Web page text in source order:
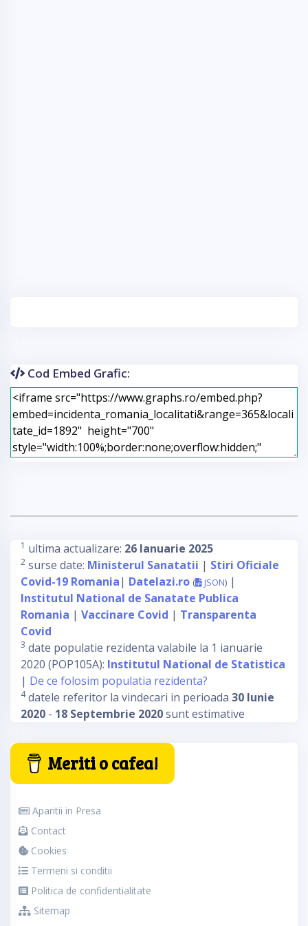
Cod Embed Grafic:
1 ultima actualizare: 26 Ianuarie 2025
2 surse date: Ministerul Sanatatii | Stiri Oficiale
Covid-19 Romania| Datelazi.ro ( JSON) |
Institutul National de Sanatate Publica
Romania | Vaccinare Covid | Transparenta
Covid
3 date populatie rezidenta valabile la 1 ianuarie
2020 (POP105A): Institutul National de Statistica
| De ce folosim populatia rezidenta?
4datele referitor la vindecari in perioada 30 Iunie
2020 - 18 Septembrie 2020sunt estimative
Meriti o cafea!
Aparitii in Presa
Contact
Cookies
Termeni si conditii
Politica de confidentialitate
Sitemap